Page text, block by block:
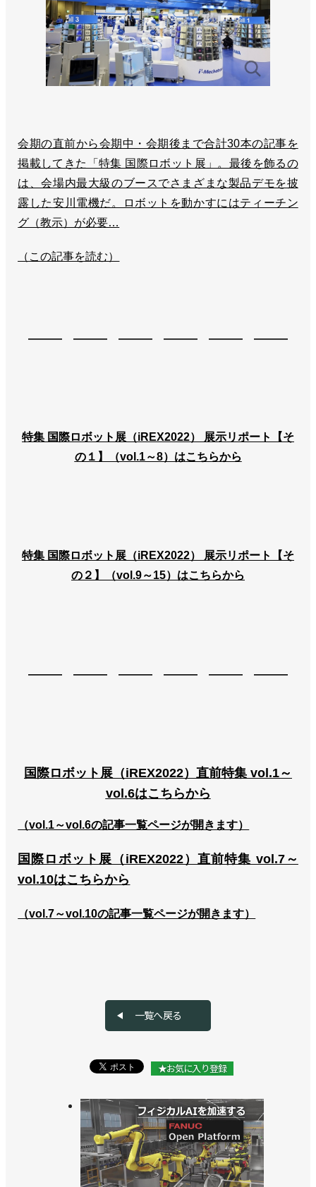
会期の直前から会期中・会期後まで合計30本の記事を
掲載してきた「特集 国際ロボット展」。最後を飾るの
は、会場内最大級のブースでさまざまな製品デモを披
露した安川電機だ。ロボットを動かすにはティーチン
グ（教示）が必要…
（この記事を読む）
――― ――― ――― ――― ――― ―――
特集 国際ロボット展（iREX2022） 展示リポート【そ
の１】（vol.1～8）はこちらから
特集 国際ロボット展（iREX2022） 展示リポート【そ
の２】（vol.9～15）はこちらから
――― ――― ――― ――― ――― ―――
国際ロボット展（iREX2022）直前特集 vol.1～
vol.6はこちらから
（vol.1～vol.6の記事一覧ページが開きます）
国際ロボット展（iREX2022）直前特集 vol.7～
vol.10はこちらから
（vol.7～vol.10の記事一覧ページが開きます）
一覧へ戻る
★お気に入り登録